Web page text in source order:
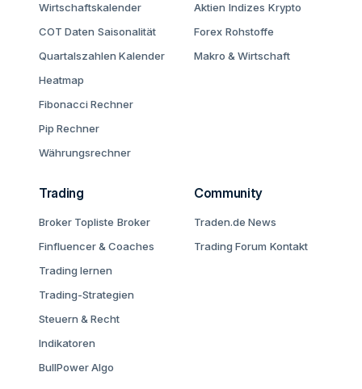
Wirtschaftskalender
COT Daten Saisonalität
Quartalszahlen Kalender
Heatmap
Fibonacci Rechner
Pip Rechner
Währungsrechner
Aktien Indizes Krypto
Forex Rohstoffe
Makro & Wirtschaft
Trading
Broker Topliste Broker
Finfluencer & Coaches
Trading lernen
Trading-Strategien
Steuern & Recht
Indikatoren
BullPower Algo
Community
Traden.de News
Trading Forum Kontakt